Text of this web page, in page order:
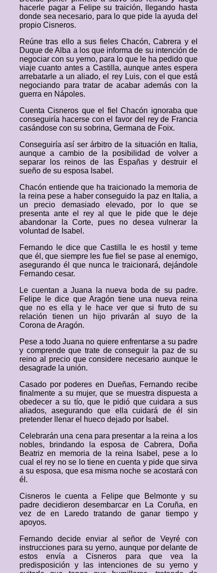
hacerle pagar a Felipe su traición, llegando hasta
donde sea necesario, para lo que pide la ayuda del
propio Cisneros.
Reúne tras ello a sus fieles Chacón, Cabrera y el
Duque de Alba a los que informa de su intención de
negociar con su yerno, para lo que le ha pedido que
viaje cuanto antes a Castilla, aunque antes espera
arrebatarle a un aliado, el rey Luis, con el que está
negociando para tratar de acabar además con la
guerra en Nápoles.
Cuenta Cisneros que el fiel Chacón ignoraba que
conseguiría hacerse con el favor del rey de Francia
casándose con su sobrina, Germana de Foix.
Conseguiría así ser árbitro de la situación en Italia,
aunque a cambio de la posibilidad de volver a
separar los reinos de las Españas y destruir el
sueño de su esposa Isabel.
Chacón entiende que ha traicionado la memoria de
la reina pese a haber conseguido la paz en Italia, a
un precio demasiado elevado, por lo que se
presenta ante el rey al que le pide que le deje
abandonar la Corte, pues no desea vulnerar la
voluntad de Isabel.
Fernando le dice que Castilla le es hostil y teme
que él, que siempre les fue fiel se pase al enemigo,
asegurando él que nunca le traicionará, dejándole
Fernando cesar.
Le cuentan a Juana la nueva boda de su padre.
Felipe le dice que Aragón tiene una nueva reina
que no es ella y le hace ver que si fruto de su
relación tienen un hijo privarán al suyo de la
Corona de Aragón.
Pese a todo Juana no quiere enfrentarse a su padre
y comprende que trate de conseguir la paz de su
reino al precio que considere necesario aunque le
desagrade la unión.
Casado por poderes en Dueñas, Fernando recibe
finalmente a su mujer, que se muestra dispuesta a
obedecer a su tío, que le pidió que cuidara a sus
aliados, asegurando que ella cuidará de él sin
pretender llenar el hueco dejado por Isabel.
Celebrarán una cena para presentar a la reina a los
nobles, brindando la esposa de Cabrera, Doña
Beatriz en memoria de la reina Isabel, pese a lo
cual el rey no se lo tiene en cuenta y pide que sirva
a su esposa, que esa misma noche se acostará con
él.
Cisneros le cuenta a Felipe que Belmonte y su
padre decidieron desembarcar en La Coruña, en
vez de en Laredo tratando de ganar tiempo y
apoyos.
Fernando decide enviar al señor de Veyré con
instrucciones para su yerno, aunque por delante de
estos envía a Cisneros para que vea la
predisposición y las intenciones de su yerno y